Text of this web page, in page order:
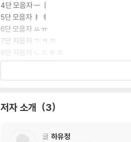
4단 모음자 ㅡ ㅣ
5단 모음자 ㅑ ㅕ
6단 모음자 ㅛ ㅠ
7단 자음자 ㄱ ㅋ ㄲ
8단 자음자 ㄴ ㄷ ㅌ ㄸ
9단 자음자 ㅁ ㅂ ㅍ ㅃ
13단 받침 없는 낱말 ㅗ ㅜ ㅡ
15단 대표 받침 ㅇ
저자 소개 3
글 하유정